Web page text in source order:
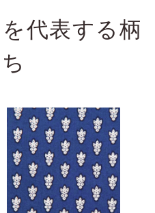
代表する柄